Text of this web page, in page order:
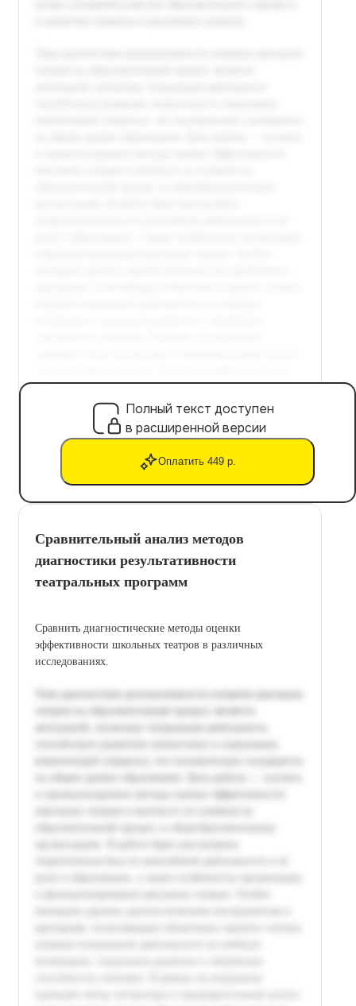
Полный текст доступен
в расширенной версии
Оплатить 449 р.
Сравнительный анализ методов
диагностики результативности
театральных программ
Сравнить диагностические методы оценки
эффективности школьных театров в различных
исследованиях.